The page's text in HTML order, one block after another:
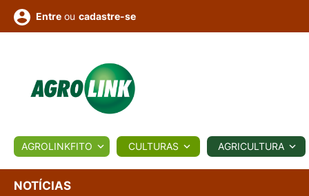
BIOLÓGICOS COTAÇÕES NOTÍCIAS
Entre ou cadastre-se
AGROLINKFITO CULTURAS AGRICULTURA
NOTÍCIAS